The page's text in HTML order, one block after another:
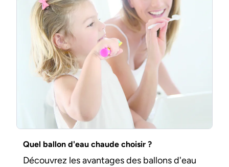
Quel ballon d'eau chaude choisir ?
Découvrez les avantages des ballons d'eau